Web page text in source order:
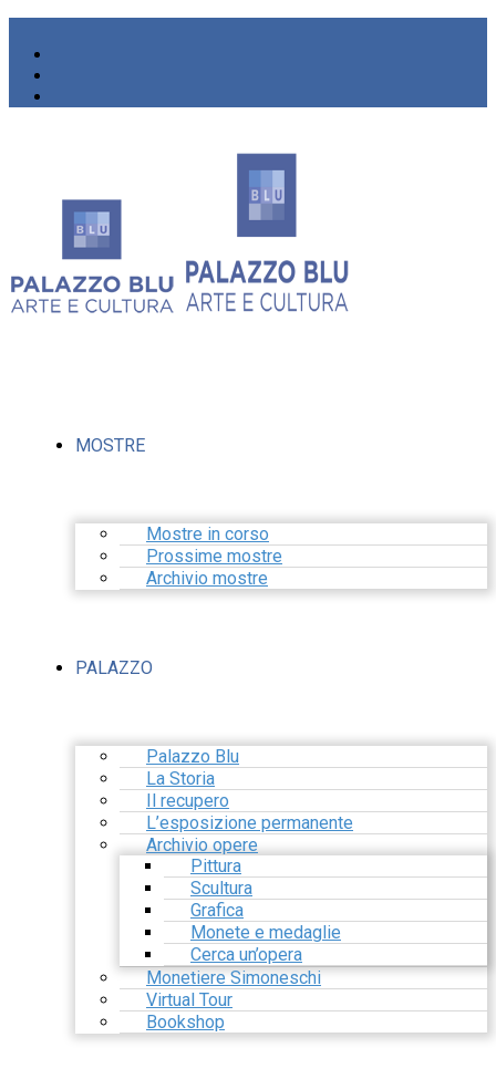
MOSTRE
Mostre in corso
Prossime mostre
Archivio mostre
PALAZZO
Palazzo Blu
La Storia
Il recupero
L’esposizione permanente
Archivio opere
Pittura
Scultura
Grafica
Monete e medaglie
Cerca un’opera
Monetiere Simoneschi
Virtual Tour
Bookshop